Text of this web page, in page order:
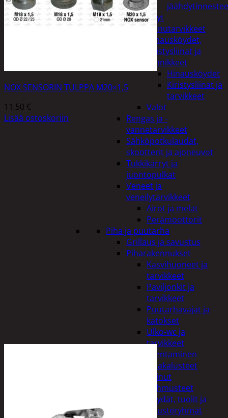
Öljyt
Perävaunutarvikkeet
Hinausköydet,
kiristysliinat ja
kiinnikkeet
Hinausköydet
Kiristysliinat ja
tarvikkeet
Valot
Rengas ja -
vannetarvikkeet
Sähköpotkulaudat,
skootterit ja ajoneuvot
Tukkikärryt ja
juontopulkat
Veneet ja
veneilytarvikkeet
Airot ja melat
Perämoottorit
Piha ja puutarha
Grillaus ja savustus
Piharakennukset
Kasvihuoneet ja
tarvikkeet
Paviljonkit ja
tarvikkeet
Puutarhavajat ja
katokset
Ulko-wc ja
tarvikkeet
Piharakentaminen
Puutarhakalusteet
Keinut
Pehmusteet
Pöydät, tuolit ja
kalusteryhmät
NOX SENSORIN TULPPA M20×1,5
11,50 €
Lisää ostoskoriin